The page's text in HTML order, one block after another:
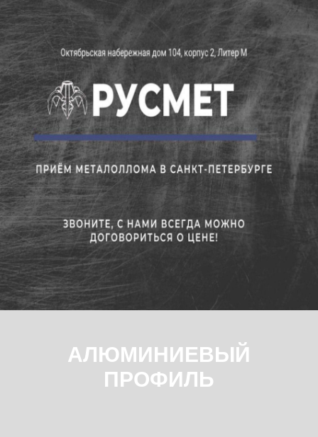
АЛЮМИНИЕВЫЙ
ПРОФИЛЬ